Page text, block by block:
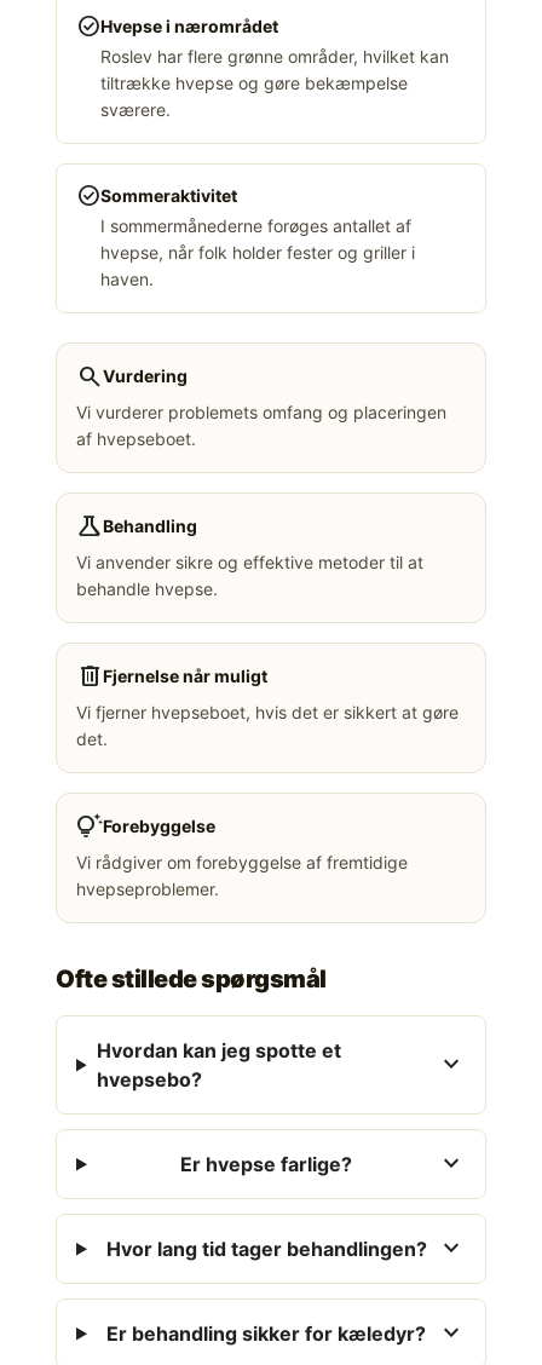
check_circleHvepse i nærområdet
Roslev har flere grønne områder, hvilket kan
tiltrække hvepse og gøre bekæmpelse
sværere.
check_circleSommeraktivitet
I sommermånederne forøges antallet af
hvepse, når folk holder fester og griller i
haven.
searchVurdering
Vi vurderer problemets omfang og placeringen
af hvepseboet.
scienceBehandling
Vi anvender sikre og effektive metoder til at
behandle hvepse.
deleteFjernelse når muligt
Vi fjerner hvepseboet, hvis det er sikkert at gøre
det.
tips_and_updatesForebyggelse
Vi rådgiver om forebyggelse af fremtidige
hvepseproblemer.
Ofte stillede spørgsmål
Hvordan kan jeg spotte et
hvepsebo?
expand_more
Er hvepse farlige? expand_more
Hvor lang tid tager behandlingen? expand_more
Er behandling sikker for kæledyr? expand_more